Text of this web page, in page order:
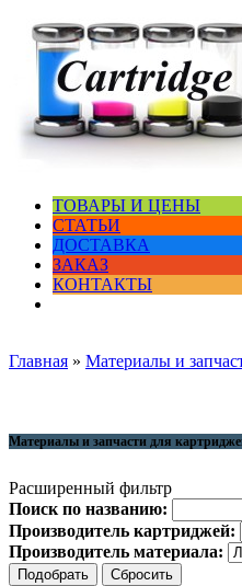
ТОВАРЫ И ЦЕНЫ
СТАТЬИ
ДОСТАВКА
ЗАКАЗ
КОНТАКТЫ
Главная » Материалы и
Материалы и запчасти для
Расширенный фильтр
Поиск по названию:
Производитель картриджей:
Производитель материала: